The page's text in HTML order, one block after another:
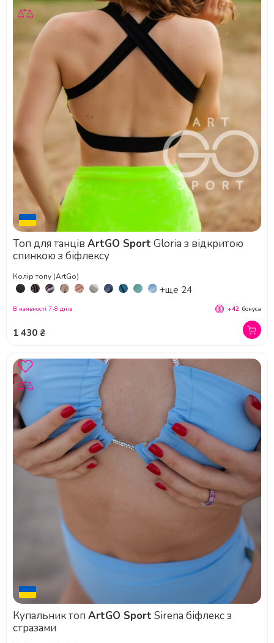
Топ для танців ArtGO Sport Gloria з відкритою
спинкою з біфлексу
Колір топу (ArtGo)
+ще 24
1 430 ₴
В наявності 7-8 днів +42 бонуса
Купальник топ ArtGO Sport Sirena біфлекс з
стразами